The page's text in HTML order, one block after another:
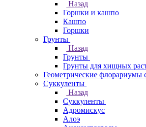
Назад
Горшки и кашпо
Кашпо
Горшки
Грунты
Назад
Грунты
Грунты для хищных
Геометрические флорариумы
Суккуленты
Назад
Суккуленты
Адромискус
Алоэ